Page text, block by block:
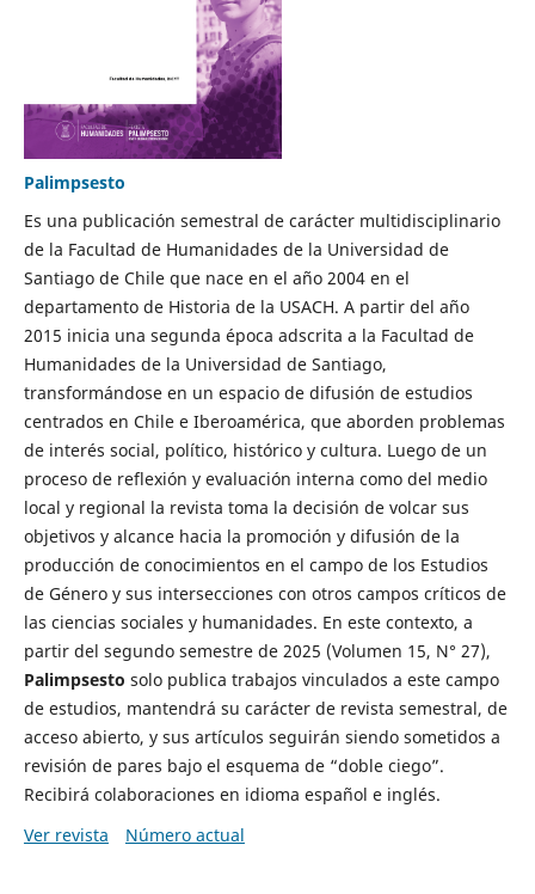
Palimpsesto
Es una publicación semestral de carácter multidisciplinario
de la Facultad de Humanidades de la Universidad de
Santiago de Chile que nace en el año 2004 en el
departamento de Historia de la USACH. A partir del año
2015 inicia una segunda época adscrita a la Facultad de
Humanidades de la Universidad de Santiago,
transformándose en un espacio de difusión de estudios
centrados en Chile e Iberoamérica, que aborden problemas
de interés social, político, histórico y cultura. Luego de un
proceso de reflexión y evaluación interna como del medio
local y regional la revista toma la decisión de volcar sus
objetivos y alcance hacia la promoción y difusión de la
producción de conocimientos en el campo de los Estudios
de Género y sus intersecciones con otros campos críticos de
las ciencias sociales y humanidades. En este contexto, a
partir del segundo semestre de 2025 (Volumen 15, N° 27),
Palimpsesto solo publica trabajos vinculados a este campo
de estudios, mantendrá su carácter de revista semestral, de
acceso abierto, y sus artículos seguirán siendo sometidos a
revisión de pares bajo el esquema de “doble ciego”.
Recibirá colaboraciones en idioma español e inglés.
Ver revista
Número actual